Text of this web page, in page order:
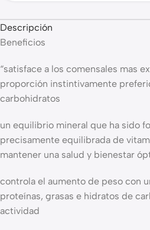
Descripción
Beneficios
“satisface a los comensales mas
proporción instintivamente
carbohidratos
un equilibrio mineral que ha sido
precisamente equilibrada de
mantener una salud y bienestar
controla el aumento de peso con
proteínas, grasas e hidratos de
actividad